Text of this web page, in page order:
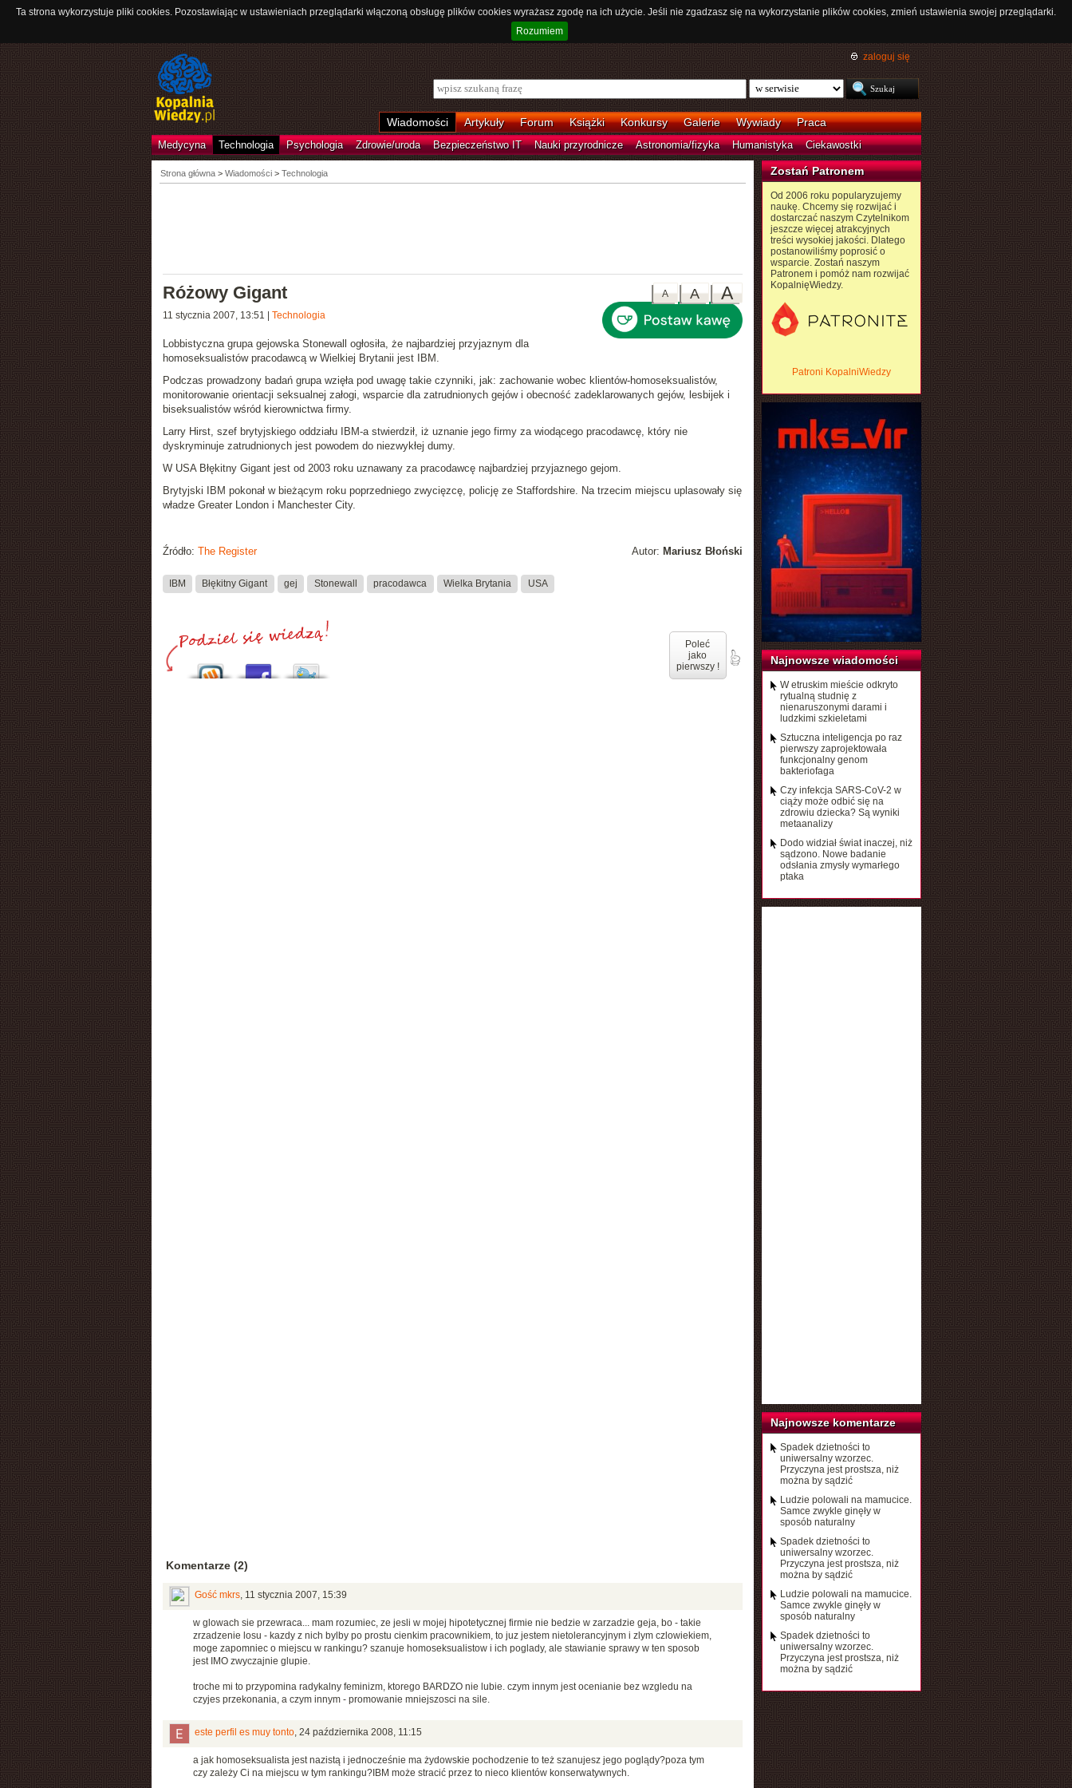
Ta strona wykorzystuje pliki cookies. Pozostawiając w ustawieniach przeglądarki włączoną obsługę plików cookies wyrażasz zgodę na ich użycie. Jeśli nie zgadzasz się na wykorzystanie plików cookies, zmień ustawienia swojej przeglądarki.
Rozumiem
zaloguj się
Wiadomości Artykuły Forum Książki Konkursy Galerie Wywiady Praca
Medycyna Technologia Psychologia Zdrowie/uroda Bezpieczeństwo IT Nauki przyrodnicze Astronomia/fizyka Humanistyka Ciekawostki
Strona główna> Wiadomości > Technologia
A
A
A
Różowy Gigant
11 stycznia 2007, 13:51 Technologia
Lobbistyczna grupa gejowska Stonewall ogłosiła, że najbardziej przyjaznym dla
homoseksualistów pracodawcą w Wielkiej Brytanii jest
IBM .
Podczas prowadzony badań grupa wzięła pod uwagę takie czynniki, jak: zachowanie wobec klientów-homoseksualistów,
monitorowanie orientacji seksualnej załogi, wsparcie dla zatrudnionych gejów i obecność zadeklarowanych gejów, lesbijek i
biseksualistów wśród kierownictwa firmy.
Larry Hirst, szef brytyjskiego oddziału IBM-a stwierdził, iż uznanie jego firmy za wiodącego pracodawcę, który nie
dyskryminuje zatrudnionych jest powodem do niezwykłej dumy.
W USA Błękitny Gigant jest od 2003 roku uznawany za pracodawcę najbardziej przyjaznego gejom.
Brytyjski IBM pokonał w bieżącym roku poprzedniego zwycięzcę, policję ze Staffordshire. Na trzecim miejscu uplasowały się
władze Greater London i Manchester City.
Autor: Mariusz Błoński
Źródło: The Register
IBM Błękitny Gigant gej Stonewall pracodawca Wielka Brytania USA
Poleć
jako
pierwszy !
Komentarze (2)
Gość mkrs, 11 stycznia 2007, 15:39
w glowach sie przewraca... mam rozumiec, ze jesli w mojej hipotetycznej firmie nie bedzie w zarzadzie geja, bo - takie
zrzadzenie losu - kazdy z nich bylby po prostu cienkim pracownikiem, to juz jestem nietolerancyjnym i zlym czlowiekiem,
moge zapomniec o miejscu w rankingu? szanuje homoseksualistow i ich poglady, ale stawianie sprawy w ten sposob
jest IMO zwyczajnie glupie.
troche mi to przypomina radykalny feminizm, ktorego BARDZO nie lubie. czym innym jest ocenianie bez wzgledu na
czyjes przekonania, a czym innym - promowanie mniejszosci na sile.
este perfil es muy tonto, 24 października 2008, 11:15
a jak homoseksualista jest nazistą i jednocześnie ma żydowskie pochodzenie to też szanujesz jego poglądy?poza tym
czy zależy Ci na miejscu w tym rankingu?IBM może stracić przez to nieco klientów konserwatywnych.
Zostań Patronem
Od 2006 roku popularyzujemy
naukę. Chcemy się rozwijać i
dostarczać naszym Czytelnikom
jeszcze więcej atrakcyjnych
treści wysokiej jakości. Dlatego
postanowiliśmy poprosić o
wsparcie. Zostań naszym
Patronem i pomóż nam rozwijać
KopalnięWiedzy.
Patroni KopalniWiedzy
Najnowsze wiadomości
W etruskim mieście odkryto
rytualną studnię z
nienaruszonymi darami i
ludzkimi szkieletami
Sztuczna inteligencja po raz
pierwszy zaprojektowała
funkcjonalny genom
bakteriofaga
Czy infekcja SARS-CoV-2 w
ciąży może odbić się na
zdrowiu dziecka? Są wyniki
metaanalizy
Dodo widział świat inaczej, niż
sądzono. Nowe badanie
odsłania zmysły wymarłego
ptaka
Najnowsze komentarze
Spadek dzietności to
uniwersalny wzorzec.
Przyczyna jest prostsza, niż
można by sądzić
Ludzie polowali na mamucice.
Samce zwykle ginęły w
sposób naturalny
Spadek dzietności to
uniwersalny wzorzec.
Przyczyna jest prostsza, niż
można by sądzić
Ludzie polowali na mamucice.
Samce zwykle ginęły w
sposób naturalny
Spadek dzietności to
uniwersalny wzorzec.
Przyczyna jest prostsza, niż
można by sądzić